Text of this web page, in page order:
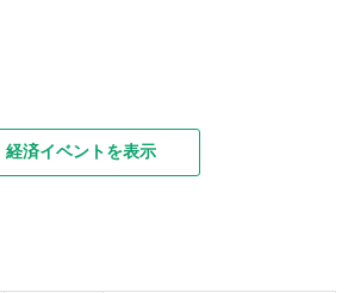
経済イベントを表示